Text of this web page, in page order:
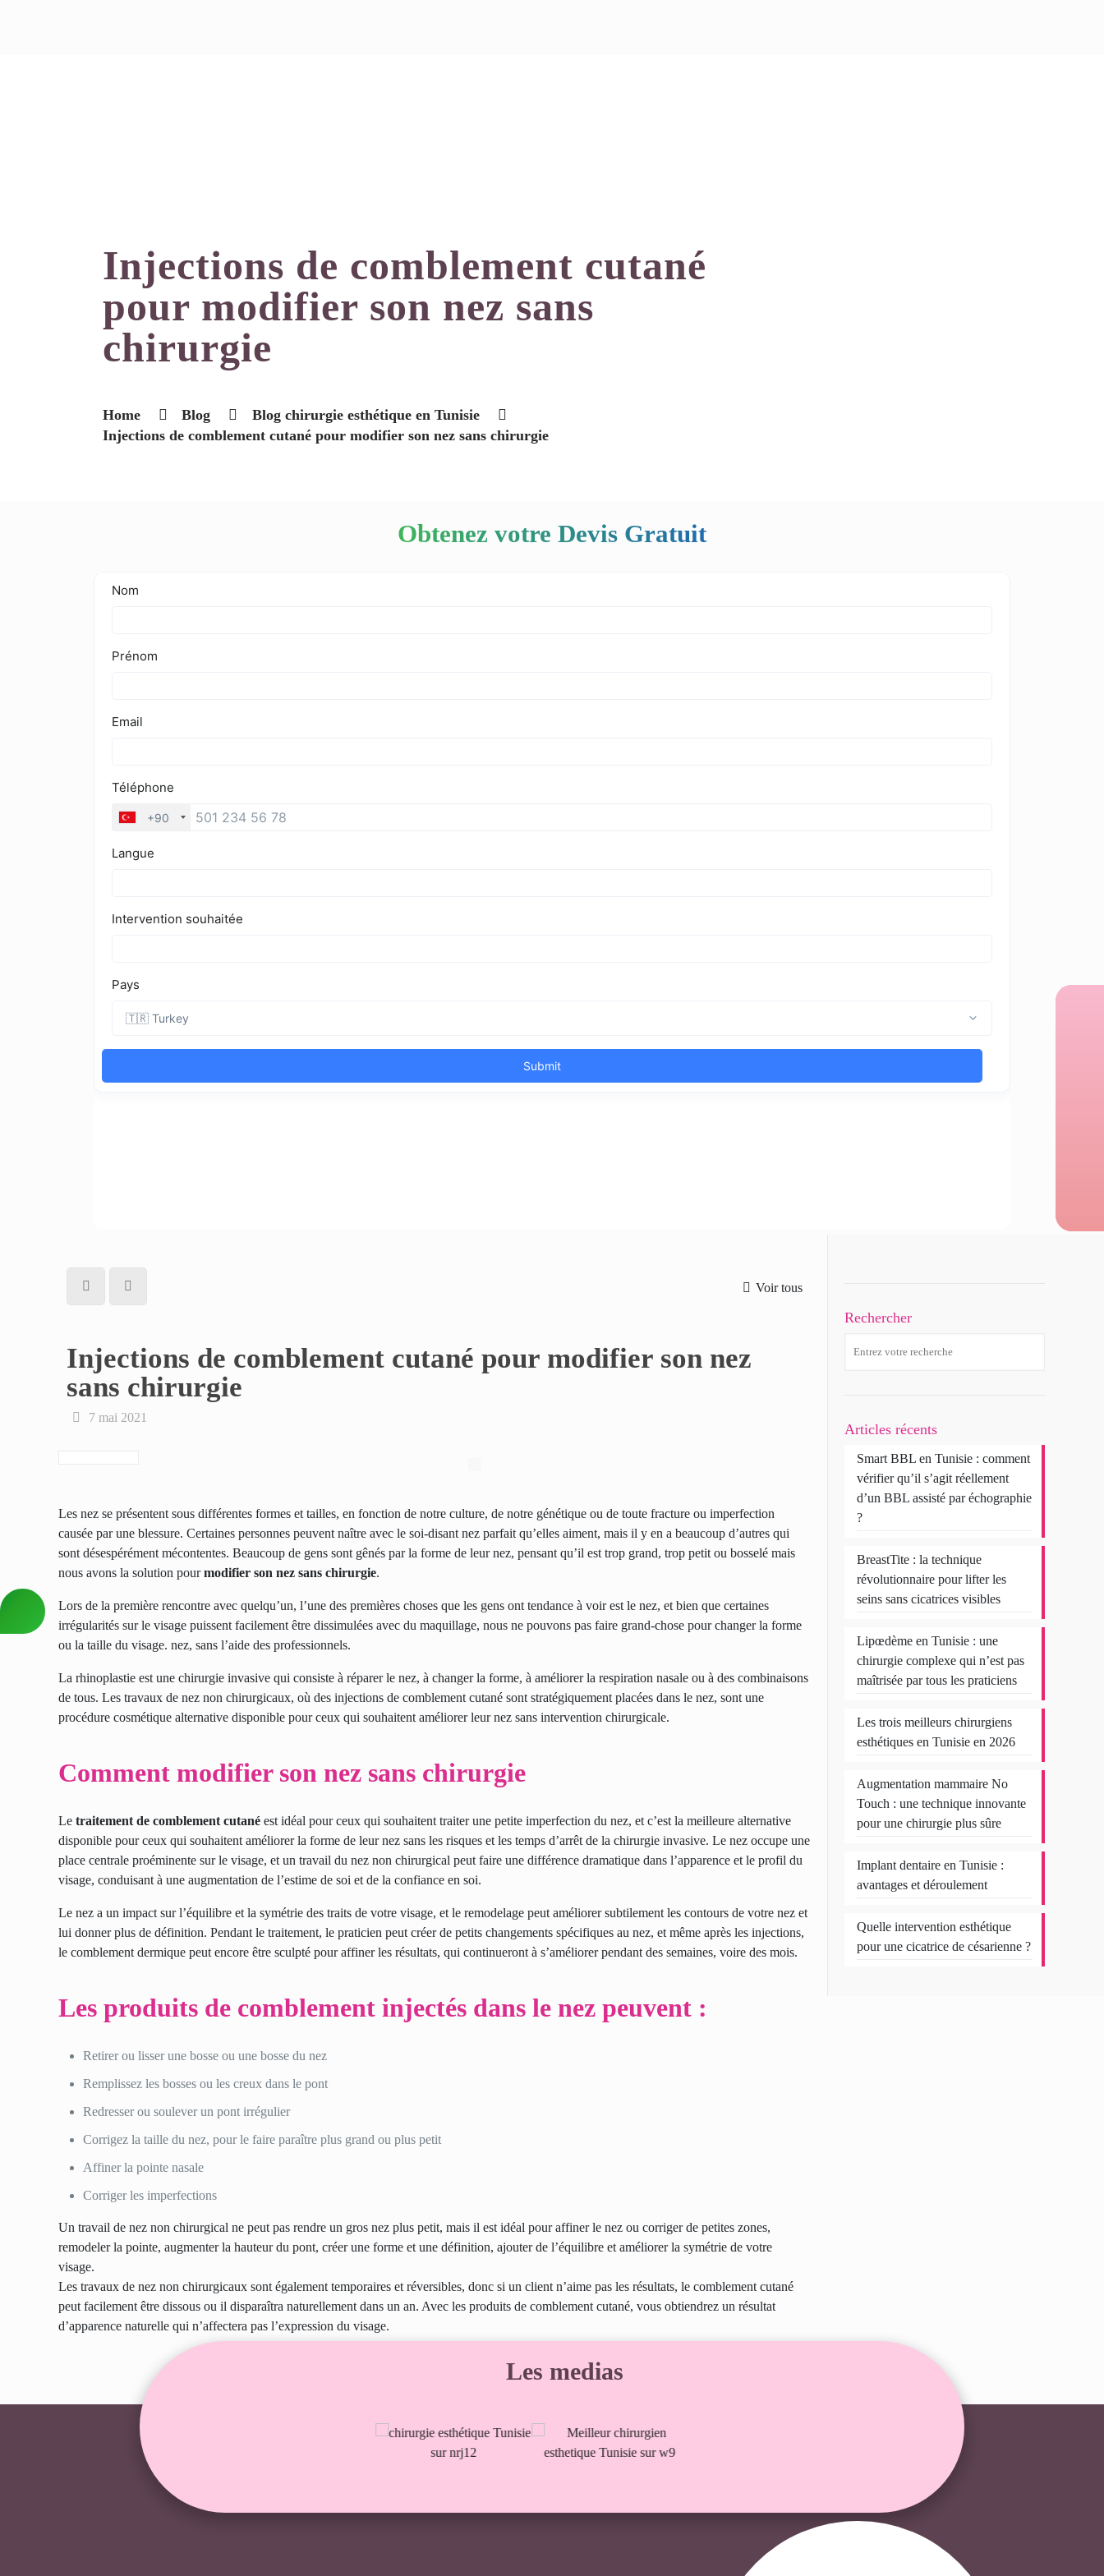
Injections de comblement cutané
pour modifier son nez sans
chirurgie
Home Blog
Blog chirurgie esthétique en Tunisie
Injections de comblement cutané pour modifier son nez sans chirurgie
Obtenez votre Devis Gratuit
Voir tous
Injections de comblement cutané pour modifier son nez
sans chirurgie
7 mai 2021
Les nez se présentent sous différentes formes et tailles, en fonction de notre culture, de notre génétique ou de toute fracture ou imperfection
causée par une blessure. Certaines personnes peuvent naître avec le soi-disant nez parfait qu’elles aiment, mais il y en a beaucoup d’autres qui
sont désespérément mécontentes. Beaucoup de gens sont gênés par la forme de leur nez, pensant qu’il est trop grand, trop petit ou bosselé mais
nous avons la solution pourmodifier son nez sans chirurgie.
Lors de la première rencontre avec quelqu’un, l’une des premières choses que les gens ont tendance à voir est le nez, et bien que certaines
irrégularités sur le visage puissent facilement être dissimulées avec du maquillage, nous ne pouvons pas faire grand-chose pour changer la forme
ou la taille du visage. nez, sans l’aide des professionnels.
La rhinoplastie est une chirurgie invasive qui consiste à réparer le nez, à changer la forme, à améliorer la respiration nasale ou à des combinaisons
de tous. Les travaux de nez non chirurgicaux, oùdes injections de comblement cutané sont stratégiquement placées dans le nez, sont une
procédure cosmétique alternative disponible pour ceux qui souhaitent améliorer leur nez sans intervention chirurgicale.
Comment modifier son nez sans chirurgie
Letraitement de comblement cutané est idéal pour ceux qui souhaitent traiter une petite imperfection du nez, et c’est la meilleure alternative
disponible pour ceux qui souhaitent améliorer la forme de leur nez sans les risques et les temps d’arrêt de la chirurgie invasive. Le nez occupe une
place centrale proéminente sur le visage, et un travail du nez non chirurgical peut faire une différence dramatique dans l’apparence et le profil du
visage, conduisant à une augmentation de l’estime de soi et de la confiance en soi.
Le nez a un impact sur l’équilibre et la symétrie des traits de votre visage, et le remodelage peut améliorer subtilement les contours de votre nez et
lui donner plus de définition. Pendant le traitement, le praticien peut créer de petits changements spécifiques au nez, et même après les injections,
le comblement dermique peut encore être sculpté pour affiner les résultats, qui continueront à s’améliorer pendant des semaines, voire des mois.
Les produits de comblement injectés dans le nez peuvent :
Retirer ou lisser une bosse ou une bosse du nez
Remplissez les bosses ou les creux dans le pont
Redresser ou soulever un pont irrégulier
Corrigez la taille du nez, pour le faire paraître plus grand ou plus petit
Affiner la pointe nasale
Corriger les imperfections
Un travail de nez non chirurgical ne peut pas rendre un gros nez plus petit, mais il est idéal pour affiner le nez ou corriger de petites zones,
remodeler la pointe, augmenter la hauteur du pont, créer une forme et une définition, ajouter de l’équilibre et améliorer la symétrie de votre
visage.
Les travaux de nez non chirurgicaux sont également temporaires et réversibles, donc si un client n’aime pas les résultats, le comblement cutané
peut facilement être dissous ou il disparaîtra naturellement dans un an. Avec les produits de comblement cutané, vous obtiendrez un résultat
d’apparence naturelle qui n’affectera pas l’expression du visage.
Rechercher
Articles récents
Smart BBL en Tunisie : comment
vérifier qu’il s’agit réellement
d’un BBL assisté par échographie
?
BreastTite : la technique
révolutionnaire pour lifter les
seins sans cicatrices visibles
Lipœdème en Tunisie : une
chirurgie complexe qui n’est pas
maîtrisée par tous les praticiens
Les trois meilleurs chirurgiens
esthétiques en Tunisie en 2026
Augmentation mammaire No
Touch : une technique innovante
pour une chirurgie plus sûre
Implant dentaire en Tunisie :
avantages et déroulement
Quelle intervention esthétique
pour une cicatrice de césarienne ?
Les medias